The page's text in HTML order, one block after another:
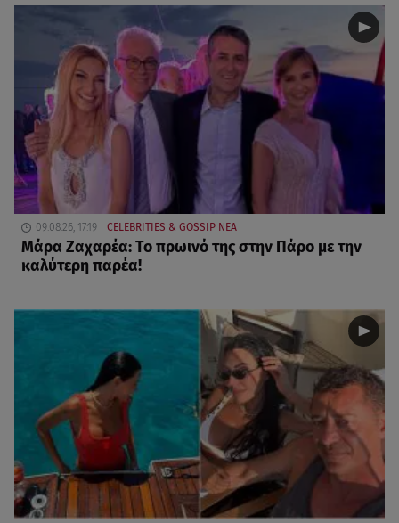
09.08.26, 17:19 CELEBRITIES & GOSSIP ΝΕΑ
Μάρα Ζαχαρέα: Το πρωινό της στην Πάρο με την
καλύτερη παρέα!